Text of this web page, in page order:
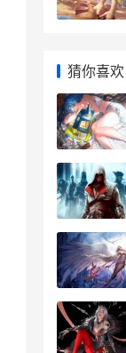
猜你喜欢